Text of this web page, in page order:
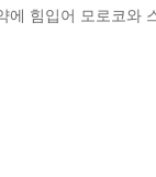
에 힘입어 모로코와